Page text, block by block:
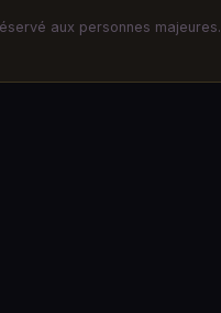
aux personnes majeures.